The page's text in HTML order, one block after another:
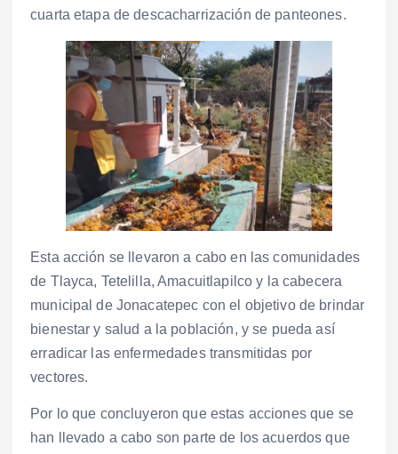
cuarta etapa de descacharrización de panteones.
Esta acción se llevaron a cabo en las comunidades
de Tlayca, Tetelilla, Amacuitlapilco y la cabecera
municipal de Jonacatepec con el objetivo de brindar
bienestar y salud a la población, y se pueda así
erradicar las enfermedades transmitidas por
vectores.
Por lo que concluyeron que estas acciones que se
han llevado a cabo son parte de los acuerdos que